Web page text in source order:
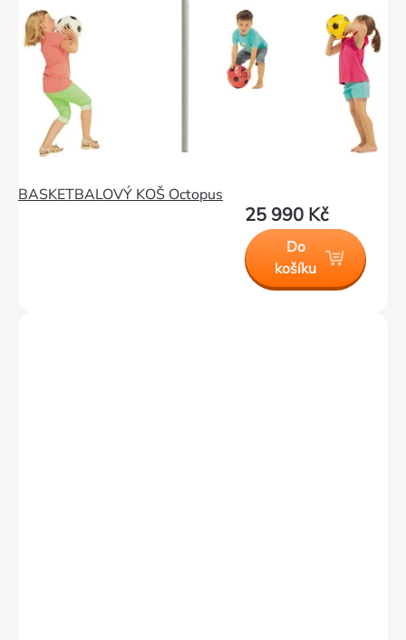
BASKETBALOVÝ KOŠ Octopus
25 990 Kč
Do
košíku